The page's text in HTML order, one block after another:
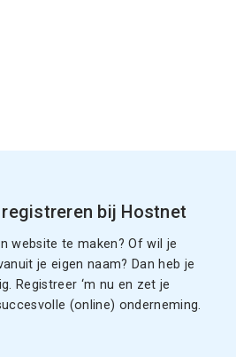
bij Hostnet
website te maken? Of wil je
je eigen naam? Dan heb je
Registreer ‘m nu en zet je
(online) onderneming.